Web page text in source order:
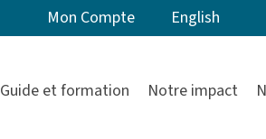
Mon Compte English
Guide et formation Notre impact